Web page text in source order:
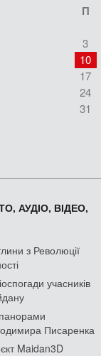
П
3
10
17
24
31
АУДІО, ВІДЕО,
з Революції
учасників
Писаренка
Maidan3D